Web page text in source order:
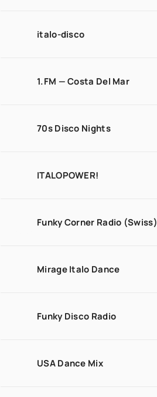
italo-disco
1.FM — Costa Del Mar
70s Disco Nights
ITALOPOWER!
Funky Corner Radio (Swiss)
Mirage Italo Dance
Funky Disco Radio
USA Dance Mix